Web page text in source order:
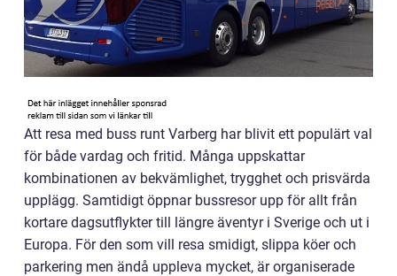
Att resa med buss runt Varberg har blivit ett populärt val
för både vardag och fritid. Många uppskattar
kombinationen av bekvämlighet, trygghet och prisvärda
upplägg. Samtidigt öppnar bussresor upp för allt från
kortare dagsutflykter till längre äventyr i Sverige och ut i
Europa. För den som vill resa smidigt, slippa köer och
parkering men ändå uppleva mycket, är organiserade